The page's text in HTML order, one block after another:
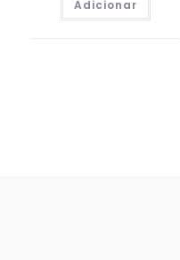
Adicionar